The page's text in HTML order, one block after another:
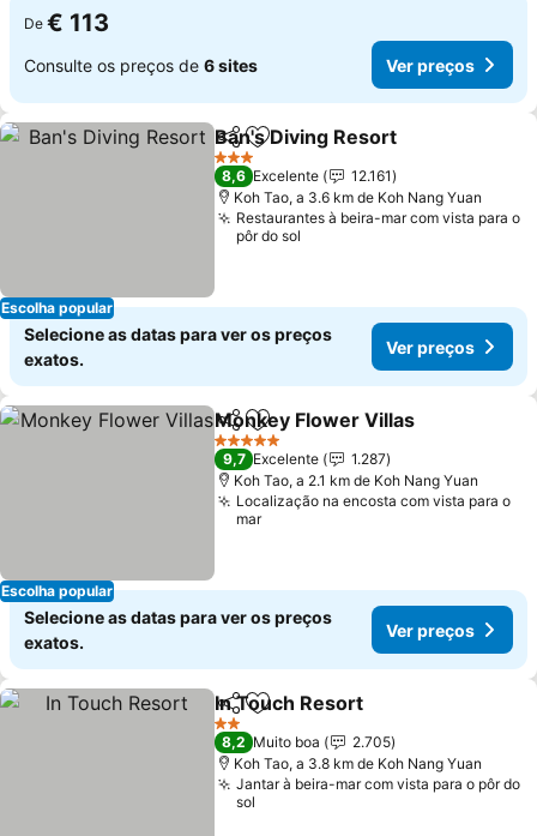
De € 113
Consulte os preços de 6 sites Ver preços
Escolha popular
PartilharAdicionar aos favoritos
Ban's Diving Resort
3 Estrelas
8,6 Excelente
12.161
Koh Tao, a 3.6 km de Koh Nang Yuan
Restaurantes à beira-mar com vista para o
pôr do sol
Selecione as datas para ver os preços
exatos.
Ver preços
Escolha popular
PartilharAdicionar aos favoritos
Monkey Flower Villas
5 Estrelas
9,7 Excelente
1.287
Koh Tao, a 2.1 km de Koh Nang Yuan
Localização na encosta com vista para o
mar
Selecione as datas para ver os preços
exatos.
Ver preços
PartilharAdicionar aos favoritos
In Touch Resort
2 Estrelas
8,2 Muito boa
2.705
Koh Tao, a 3.8 km de Koh Nang Yuan
Jantar à beira-mar com vista para o pôr do
sol